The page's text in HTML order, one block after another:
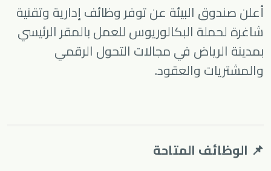
أعلنصندوق البيئة عن توفر وظائف إدارية وتقنية
شاغرة لحملة البكالوريوس للعمل بالمقر الرئيسي
بمدينة الرياض في مجالات التحول الرقمي
والمشتريات والعقود.
📌 الوظائف المتاحة